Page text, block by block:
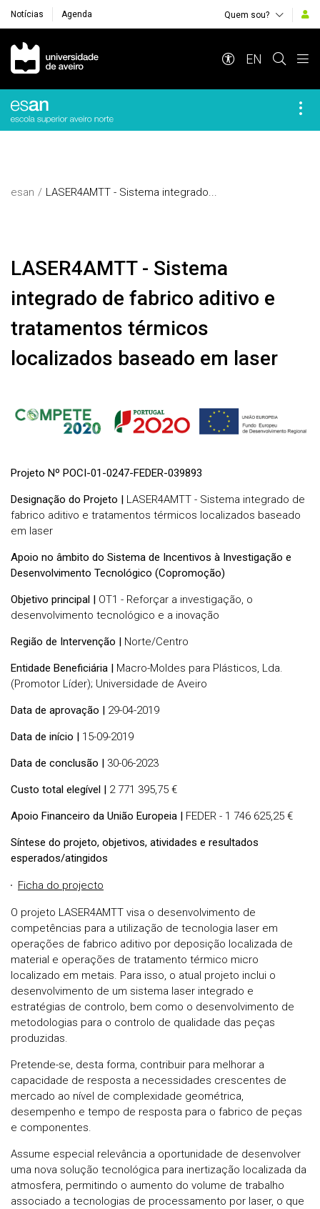
Notícias Agenda Quem sou?
Navegação Principal
EN
esan LASER4AMTT - Sistema integrado...
LASER4AMTT - Sistema
integrado de fabrico aditivo e
tratamentos térmicos
localizados baseado em laser
Projeto Nº POCI-01-0247-FEDER-039893
Designação do Projeto | LASER4AMTT - Sistema integrado de
fabrico aditivo e tratamentos térmicos localizados baseado
em laser
Apoio no âmbito do Sistema de Incentivos à Investigação e
Desenvolvimento Tecnológico (Copromoção)
Objetivo principal | OT1 - Reforçar a investigação, o
desenvolvimento tecnológico e a inovação
Região de Intervenção | Norte/Centro
Entidade Beneficiária | Macro-Moldes para Plásticos, Lda.
(Promotor Líder); Universidade de Aveiro
Data de aprovação | 29-04-2019
Data de início | 15-09-2019
Data de conclusão | 30-06-2023
Custo total elegível | 2 771 395,75 €
Apoio Financeiro da União Europeia | FEDER - 1 746 625,25 €
Síntese do projeto, objetivos, atividades e resultados
esperados/atingidos
Ficha do projecto
O projeto LASER4AMTT visa o desenvolvimento de
competências para a utilização de tecnologia laser em
operações de fabrico aditivo por deposição localizada de
material e operações de tratamento térmico micro
localizado em metais. Para isso, o atual projeto inclui o
desenvolvimento de um sistema laser integrado e
estratégias de controlo, bem como o desenvolvimento de
metodologias para o controlo de qualidade das peças
produzidas.
Pretende-se, desta forma, contribuir para melhorar a
capacidade de resposta a necessidades crescentes de
mercado ao nível de complexidade geométrica,
desempenho e tempo de resposta para o fabrico de peças
e componentes.
Assume especial relevância a oportunidade de desenvolver
uma nova solução tecnológica para inertização localizada da
atmosfera, permitindo o aumento do volume de trabalho
associado a tecnologias de processamento por laser, o que